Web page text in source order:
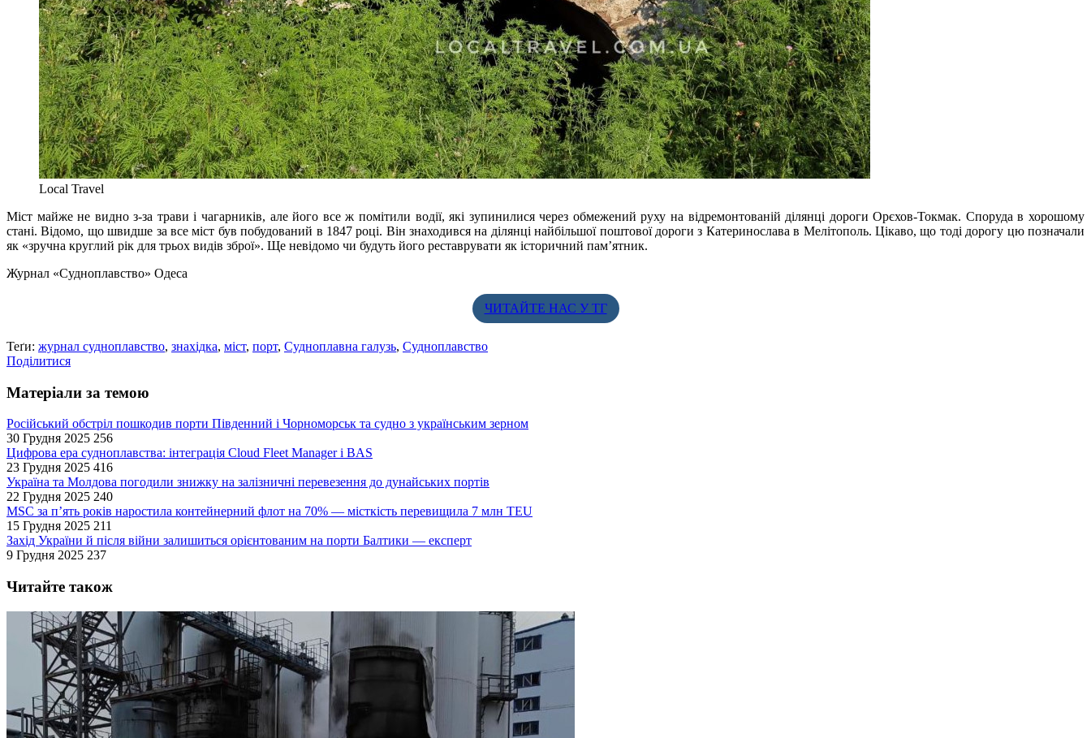
Local Travel
Міст майже не видно з-за трави і чагарників, але його все ж помітили водії, які зупинилися через обмежений руху на відремонтованій ділянці дороги Орєхов-Токмак. Споруда в хорошому
стані. Відомо, що швидше за все міст був побудований в 1847 році. Він знаходився на ділянці найбільшої поштової дороги з Катеринослава в Мелітополь. Цікаво, що тоді дорогу цю позначали
як «зручна круглий рік для трьох видів зброї». Ще невідомо чи будуть його реставрувати як історичний пам’ятник.
Журнал «Судноплавство» Одеса
ЧИТАЙТЕ НАС У ТГ
Теґи: журнал судноплавство, знахiдка, мiст, порт, Судноплавна галузь, Судноплавство
Поділитися
Матеріали за темою
Російський обстріл пошкодив порти Південний і Чорноморськ та судно з українським зерном
30 Грудня 2025 256
Цифрова ера судноплавства: інтеграція Cloud Fleet Manager і BAS
23 Грудня 2025 416
Україна та Молдова погодили знижку на залізничні перевезення до дунайських портів
22 Грудня 2025 240
MSC за п’ять років наростила контейнерний флот на 70% — місткість перевищила 7 млн TEU
15 Грудня 2025 211
Захід України й після війни залишиться орієнтованим на порти Балтики — експерт
9 Грудня 2025 237
Читайте також